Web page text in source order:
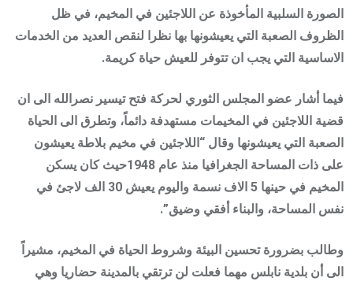
الصورة السلبية المأخوذة عن اللاجئين في المخيم، في ظل
الظروف الصعبة التي يعيشونها بها نظرا لنقص العديد من الخدمات
الاساسية التي يجب ان تتوفر للعيش حياة كريمة.
فيما أشار عضو المجلس الثوري لحركة فتح تيسير نصرالله الى ان
قضية اللاجئين في المخيمات مستهدفة دائماً، وتطرق الى الحياة
الصعبة التي يعيشونها وقال “اللاجئين في مخيم بلاطة يعيشون
على ذات المساحة الجغرافيا منذ عام 1948حيث كان يسكن
المخيم في حينها 5 الاف نسمة واليوم يعيش 30 الف لاجئ في
نفس المساحة، والبناء أفقي وضيق”.
وطالب بضرورة تحسين البيئة وشروط الحياة في المخيم، مشيراً
الى أن بلدية نابلس مهما فعلت لن ترتقي بالمدينة حضاريا وهي